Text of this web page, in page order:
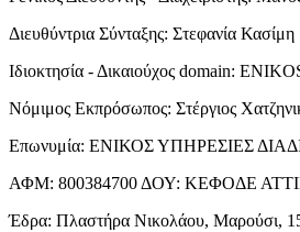
Διευθύντρια Σύνταξης: Στεφανία Κασίμη
Ιδιοκτησία - Δικαιούχος domain:
Νόμιμος Εκπρόσωπος: Στέργιος
Επωνυμία: ΕΝΙΚΟΣ ΥΠΗΡΕΣΙΕΣ
ΑΦΜ: 800384700 ΔΟΥ: ΚΕΦΟΔΕ
Έδρα: Πλαστήρα Νικολάου, Μαρούσι,